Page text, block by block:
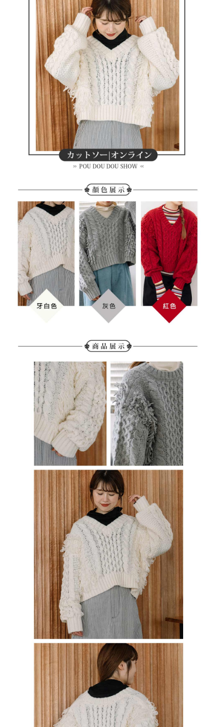
1.分期款項不併入電信帳單，「大哥付你分期」於每月結算日後寄送繳費提
2.透過簡訊連結打開帳單後，可選擇「超商條碼／台灣大直營門市／銀行轉
帳／街口支付／iPASS MONEY」等通路繳費。
【注意事項】
1.本服務係由「台灣大哥大股份有限公司」（以下簡稱本公司）所提供，讓
用戶於交易時，得透過本服務購買商品或服務，並由商店將買賣／分期付款
買賣價金債權讓與本公司後，依約使用本公司帳單繳交帳款。
2.基於同意付款使用「大哥付你分期」之契約關係目的，商店將以您的個人
資料（包含姓名、電話或地址）提供予台灣大哥大進項蒐集、處理及利用，
由本公司與您本人進行分期帳單所需資料之確認、核對及更正。
3.完整用戶服務條款，請詳閱以下連結：
https://oppay.tw/userRule
【「AFTEE先享後付」結帳流程】
１．於結帳方式選擇「AFTEE先享後付」後，將跳轉至「AFTEE先享後付」
結帳頁面，進行簡訊認證並確認金額後，即可完成結帳。
２．訂單成立數日內，您將收到繳費通知簡訊。
３．收到繳費通知簡訊後14天內，點擊此簡訊中的連結，可透過四大超商／
ATM／網路銀行／等多元方式進行付款，方視為交易完成。
※ 請注意：結帳手續完成當下不需立刻繳費，但若您需要取消訂單，請聯絡
購買商品的店家。未經商家同意取消之訂單仍視為有效，需透過AFTEE先享
後付繳納相關費用。
※ 交易是否成功請以「AFTEE先享後付 」之結帳頁面顯示為準，若有關於
是否繳費成功／繳費後需取消欲退款等相關疑問，請聯繫「AFTEE先享後付
客戶支援中心」 https://netprotections.freshdesk.com/support/home
１．透過由恩沛科技股份有限公司提供之「AFTEE先享後付」服務完成之交
易，需依本服務之必要範圍內提供個人資料，並將交易相關給付款項請求債
權轉讓予恩沛科技股份有限公司。
２．關於個人資料處理事宜，請瀏覽以下網址：
https://aftee.tw/terms/#terms3
「AFTEE先享後付」，若未經同意申辦者引起之損失，本公司不負相關責
任。
４．使用「AFTEE先享後付」時，將依據個別帳號之用戶狀況，依本公司即
時審查核予不同之上限額度；若仍有額度不足之情形，本公司將視審查結果
請求用戶進行身份認證。
５．嚴禁一人註冊多個帳號或使用他人資訊註冊。若發現惡意使用之情形，
恩沛科技股份有限公司將有權停止該用戶之使用額度並採取法律行動。
付款後全家取貨
萊爾富取貨付款
付款後萊爾富取貨
付款後7-11取貨
離島宅配
免運費